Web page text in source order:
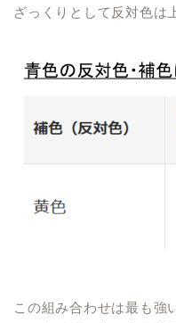
ざっくりとして反対色は
この組み合わせは最も強